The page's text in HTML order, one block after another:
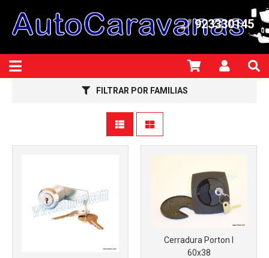
923330145
FILTRAR POR FAMILIAS
Cerradura Porton I
60x38
Más info Más info